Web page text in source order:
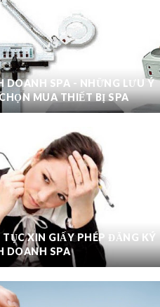
DOANH SPA - NHỮNG LƯU Ý
MUA THIẾT BỊ SPA
TỤC XIN GIẤY PHÉP ĐĂNG KÝ
DOANH SPA